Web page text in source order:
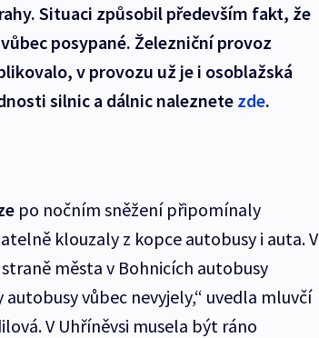
Situaci způsobil především fakt, že
posypané. Železniční provoz
v provozu už je i osoblažská
silnic a dálnic naleznetezde.
po nočním sněžení připomínaly
klouzaly z kopce autobusy i auta. V
města v Bohnicích autobusy
vůbec nevyjely,“ uvedla mluvčí
V Uhříněvsi musela být ráno